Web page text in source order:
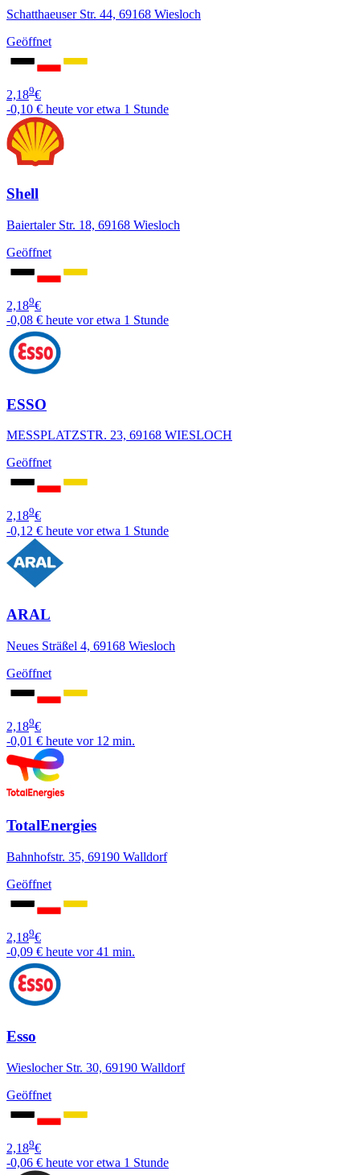
Schatthaeuser Str. 44, 69168 Wiesloch
Geöffnet
2,189€
-0,10 € heute vor etwa 1 Stunde
Shell
Baiertaler Str. 18, 69168 Wiesloch
Geöffnet
2,189€
-0,08 € heute vor etwa 1 Stunde
ESSO
MESSPLATZSTR. 23, 69168 WIESLOCH
Geöffnet
2,189€
-0,12 € heute vor etwa 1 Stunde
ARAL
Neues Sträßel 4, 69168 Wiesloch
Geöffnet
2,189€
-0,01 € heute vor 12 min.
TotalEnergies
Bahnhofstr. 35, 69190 Walldorf
Geöffnet
2,189€
-0,09 € heute vor 41 min.
Esso
Wieslocher Str. 30, 69190 Walldorf
Geöffnet
2,189€
-0,06 € heute vor etwa 1 Stunde